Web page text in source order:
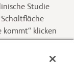
Studie
kommt“ klicken